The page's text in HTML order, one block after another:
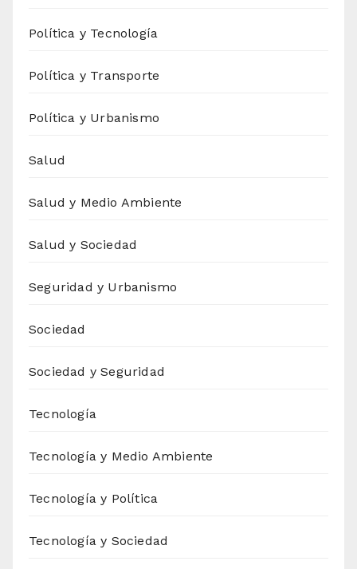
Política y Tecnología
Política y Transporte
Política y Urbanismo
Salud
Salud y Medio Ambiente
Salud y Sociedad
Seguridad y Urbanismo
Sociedad
Sociedad y Seguridad
Tecnología
Tecnología y Medio Ambiente
Tecnología y Política
Tecnología y Sociedad